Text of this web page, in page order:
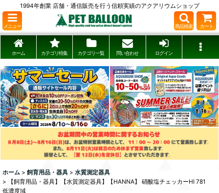
1994年創業 店舗・通信販売を行う信頼実績のアクアリウムショップ
メニュー 商品検索 カート
ホーム カテゴリ特集 カテゴリ一覧 問い合わせ ログイン
ホーム > 飼育用品・器具 > 水質測定器具
>
【飼育用品・器具】【水質測定器具】【HANNA】 硝酸塩チェッカーHI 781
低濃度域